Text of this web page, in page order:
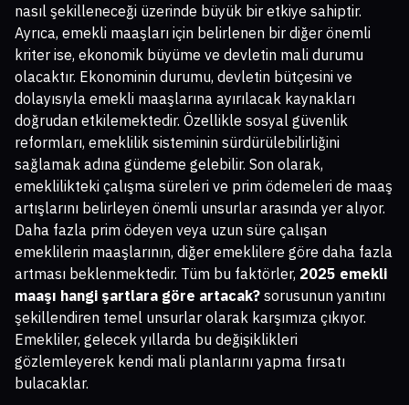
nasıl şekilleneceği üzerinde büyük bir etkiye sahiptir.
Ayrıca, emekli maaşları için belirlenen bir diğer önemli
kriter ise, ekonomik büyüme ve devletin mali durumu
olacaktır. Ekonominin durumu, devletin bütçesini ve
dolayısıyla emekli maaşlarına ayırılacak kaynakları
doğrudan etkilemektedir. Özellikle sosyal güvenlik
reformları, emeklilik sisteminin sürdürülebilirliğini
sağlamak adına gündeme gelebilir. Son olarak,
emeklilikteki çalışma süreleri ve prim ödemeleri de maaş
artışlarını belirleyen önemli unsurlar arasında yer alıyor.
Daha fazla prim ödeyen veya uzun süre çalışan
emeklilerin maaşlarının, diğer emeklilere göre daha fazla
artması beklenmektedir. Tüm bu faktörler, 2025 emekli
maaşı hangi şartlara göre artacak? sorusunun yanıtını
şekillendiren temel unsurlar olarak karşımıza çıkıyor.
Emekliler, gelecek yıllarda bu değişiklikleri
gözlemleyerek kendi mali planlarını yapma fırsatı
bulacaklar.